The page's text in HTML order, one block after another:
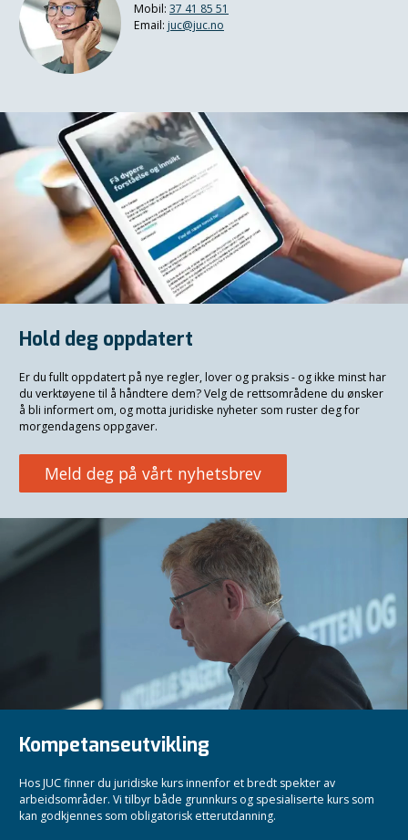
Mobil: 37 41 85 51
Email: juc@juc.no
Hold deg oppdatert
Er du fullt oppdatert på nye regler, lover og praksis - og ikke minst har
du verktøyene til å håndtere dem? Velg de rettsområdene du ønsker
å bli informert om, og motta juridiske nyheter som ruster deg for
morgendagens oppgaver.
Meld deg på vårt nyhetsbrev
Kompetanseutvikling
Hos JUC finner du juridiske kurs innenfor et bredt spekter av
arbeidsområder. Vi tilbyr både grunnkurs og spesialiserte kurs som
kan godkjennes som obligatorisk etterutdanning.